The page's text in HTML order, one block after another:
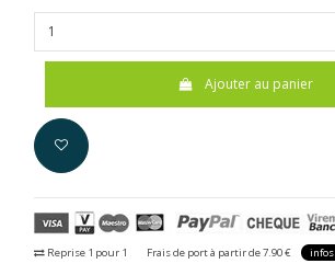
Ajouter au panier
Reprise 1 pour 1 Frais de port à partir de 7.90 € infos